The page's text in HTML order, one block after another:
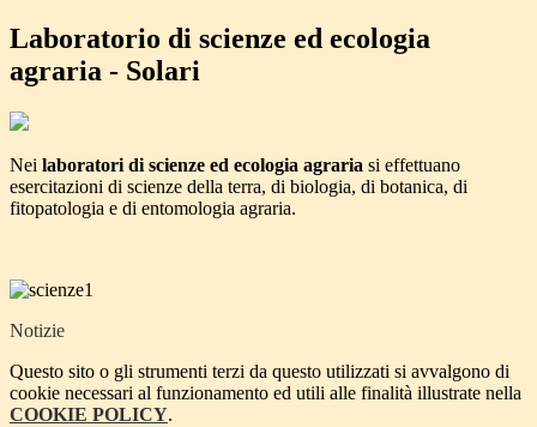
Laboratorio di scienze ed ecologia
agraria - Solari
Nei laboratori di scienze ed ecologia agraria si effettuano
esercitazioni di scienze della terra, di biologia, di botanica, di
fitopatologia e di entomologia agraria.
Notizie
Questo sito o gli strumenti terzi da questo utilizzati si avvalgono di
cookie necessari al funzionamento ed utili alle finalità illustrate nella
COOKIE POLICY.